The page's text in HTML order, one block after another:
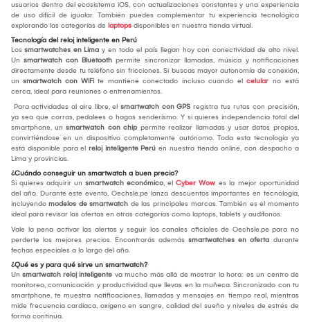
usuarios dentro del ecosistema iOS, con actualizaciones constantes y una experiencia
de uso difícil de igualar. También puedes complementar tu experiencia tecnológica
explorando las categorías de laptops disponibles en nuestra tienda virtual.
Tecnología del reloj inteligente en Perú
Los smartwatches en Lima y en todo el país llegan hoy con conectividad de alto nivel.
Un smartwatch con Bluetooth permite sincronizar llamadas, música y notificaciones
directamente desde tu teléfono sin fricciones. Si buscas mayor autonomía de conexión,
un smartwatch con WiFi te mantiene conectado incluso cuando el celular no está
cerca, ideal para reuniones o entrenamientos.
Para actividades al aire libre, el smartwatch con GPS registra tus rutas con precisión,
ya sea que corras, pedalees o hagas senderismo. Y si quieres independencia total del
smartphone, un smartwatch con chippermite realizar llamadas y usar datos propios,
convirtiéndose en un dispositivo completamente autónomo. Toda esta tecnología ya
está disponible para el reloj inteligente Perú en nuestra tienda online, con despacho a
Lima y provincias.
¿Cuándo conseguir un smartwatch a buen precio?
Si quieres adquirir un smartwatch económico, el Cyber Wow es la mejor oportunidad
del año. Durante este evento, Oechsle.pe lanza descuentos importantes en tecnología,
incluyendo modelos de smartwatch de las principales marcas. También es el momento
ideal para revisar las ofertas en otras categorías como laptops, tablets y audífonos.
Vale la pena activar las alertas y seguir los canales oficiales de Oechsle.pe para no
perderte los mejores precios. Encontrarás además smartwatches en oferta durante
fechas especiales a lo largo del año.
¿Qué es y para qué sirve un smartwatch?
Un smartwatch reloj inteligente va mucho más allá de mostrar la hora: es un centro de
monitoreo, comunicación y productividad que llevas en la muñeca. Sincronizado con tu
smartphone, te muestra notificaciones, llamadas y mensajes en tiempo real, mientras
mide frecuencia cardíaca, oxígeno en sangre, calidad del sueño y niveles de estrés de
forma continua.